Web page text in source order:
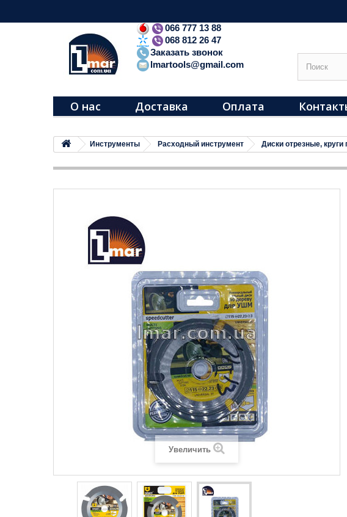
066 777 13 88
068 812 26 47
Заказать звонок
lmartools@gmail.com
О нас Доставка Оплата
Инструменты Расходный инструмент Диски отрезные, круги
Увеличить